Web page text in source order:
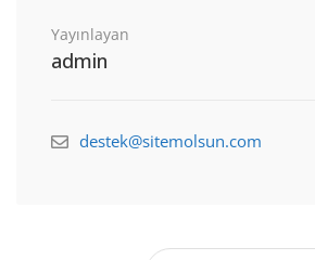
Yayınlayan
admin
destek@sitemolsun.com